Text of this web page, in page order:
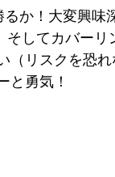
か！大変興味
そしてカバー
リスクを恐
と勇気！